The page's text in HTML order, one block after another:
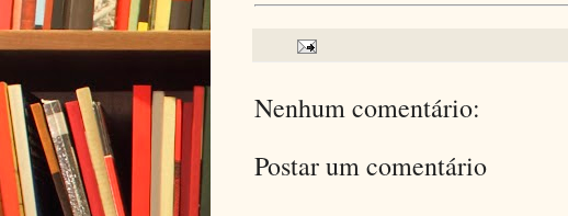
Nenhum comentário:
Postar um comentário